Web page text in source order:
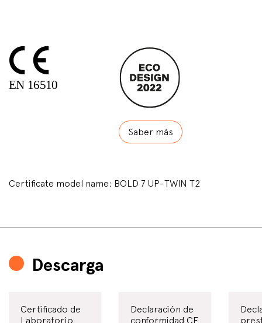
Saber más
Certificate model name: BOLD 7 UP-TWIN T2
Descarga
Certificado de
Laboratorio
Declaración de
conformidad CE